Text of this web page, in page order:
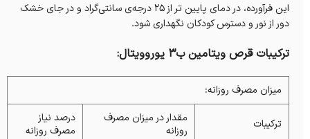
این فرآورده، در دمای پایین تر از ۲۵ درجه‌ی سانتی‌گراد و در جای خشک
دور از نور و دسترس کودکان نگهداری شود.
ترکیبات قرص ویتامین ب3 یوروویتال:
میزان مصرف روزانه:
ترکیبات
مقدار در میزان مصرف
روزانه
درصد نیاز
مصرف روزانه